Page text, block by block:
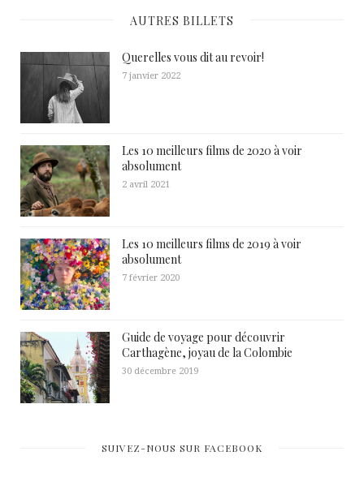
AUTRES BILLETS
Querelles vous dit au revoir!
7 janvier 2022
Les 10 meilleurs films de 2020 à voir
absolument
2 avril 2021
Les 10 meilleurs films de 2019 à voir
absolument
7 février 2020
Guide de voyage pour découvrir
Carthagène, joyau de la Colombie
30 décembre 2019
SUIVEZ-NOUS SUR FACEBOOK